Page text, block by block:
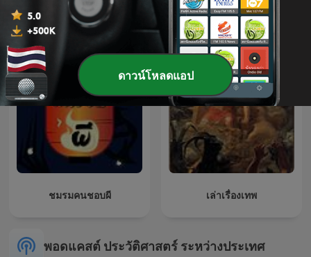
Au Cœur de l'Histoire La Rosa de los Vientos
ชมรมคนชอบผี เล่าเรื่องเทพ
พอดแคสต์ ประวัติศาสตร์ ระหว่างประเทศ
ดาวน์โหลดแอป